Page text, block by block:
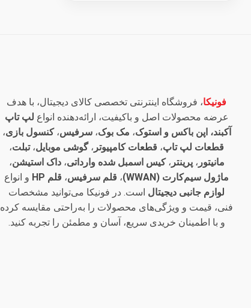
فونیکا، فروشگاه اینترنتی تخصصی کالای دیجیتال، با هدف
عرضه محصولات اصل و باکیفیت، ارائه‌دهنده انواع لپ تاپ
آکبند، اپن باکس و استوک، مک بوک،سرفیس،کنسول بازی،
قطعات لپ تاپ، قطعات کامپیوتر ،گوشی موبایل،تبلت،
مانیتور ،پرینتر ،کیس اسمبل شده وارداتی،داک استیشن،
ماژول سیم‌کارت (WWAN)
، قلم سرفیس، قلم HP
و انواع
لوازم جانبی دیجیتال است. در فونیکا می‌توانید مشخصات
فنی، قیمت و ویژگی‌های محصولات را به‌راحتی مقایسه کرده
و با اطمینان خریدی سریع، آسان و مطمئن را تجربه کنید.